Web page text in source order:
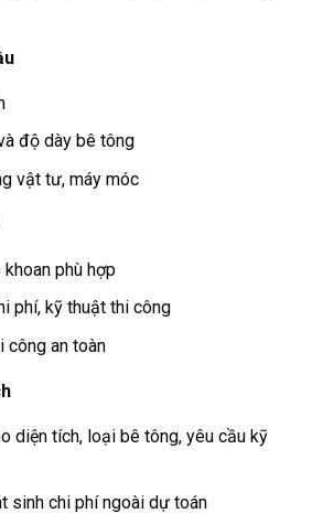
độ dày bê tông
vật tư, máy móc
phù hợp
phí, kỹ thuật thi công
công an toàn
diện tích, loại bê tông, yêu cầu kỹ
sinh chi phí ngoài dự toán